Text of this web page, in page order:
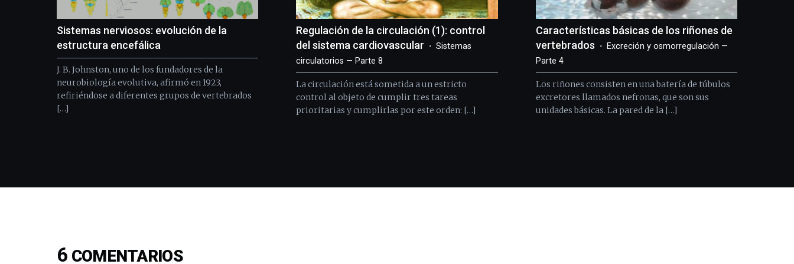
Sistemas nerviosos: evolución de la
estructura encefálica
J. B. Johnston, uno de los fundadores de la
neurobiología evolutiva, afirmó en 1923,
refiriéndose a diferentes grupos de vertebrados
[…]
Regulación de la circulación (1): control
del sistema cardiovascular
Sistemas
circulatorios — Parte 8
La circulación está sometida a un estricto
control al objeto de cumplir tres tareas
prioritarias y cumplirlas por este orden: […]
Características básicas de los riñones de
vertebrados
Excreción y osmorregulación —
Parte 4
Los riñones consisten en una batería de túbulos
excretores llamados nefronas, que son sus
unidades básicas. La pared de la […]
6 COMENTARIOS